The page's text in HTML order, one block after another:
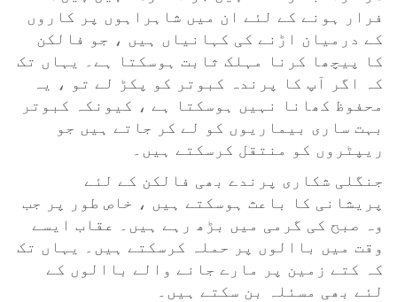
فرار ہونے کے لئے ان میں شاہراہوں پر کاروں
کے درمیان اڑنے کی کہانیاں ہیں ، جو فالکن
کا پیچھا کرنا مہلک ثابت ہوسکتا ہے۔ یہاں تک
کہ اگر آپ کا پرندہ کبوتر کو پکڑ لے تو ، یہ
محفوظ کھانا نہیں ہوسکتا ہے ، کیونکہ کبوتر
بہت ساری بیماریوں کو لے کر جاتے ہیں جو
ریپٹروں کو منتقل کرسکتے ہیں۔
جنگلی شکاری پرندے بھی فالکن کے لئے
پریشانی کا باعث ہوسکتے ہیں ، خاص طور پر جب
وہ صبح کی گرمی میں بڑھ رہے ہیں۔ عقاب ایسے
وقت میں باالوں پر حملہ کرسکتے ہیں۔ یہاں تک
کہ کتے زمین پر مارے جانے والے باالوں کے
لئے بھی مسئلہ بن سکتے ہیں۔